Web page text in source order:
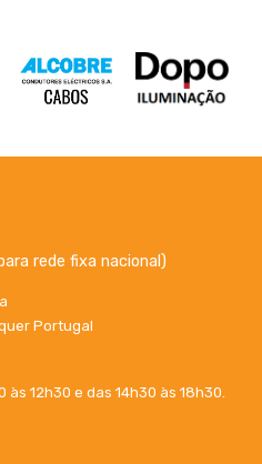
rede fixa nacional)
Portugal
12h30 e das 14h30 às 18h30.